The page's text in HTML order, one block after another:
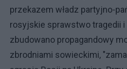
przekazem władz partyjno-
rosyjskie sprawstwo tragedii i
zbudowano propagandowy
zbrodniami sowieckimi,